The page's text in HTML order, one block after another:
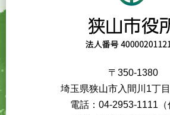
〒350-1380
埼玉県狭山市入間川1丁
電話：04-2953-1111（